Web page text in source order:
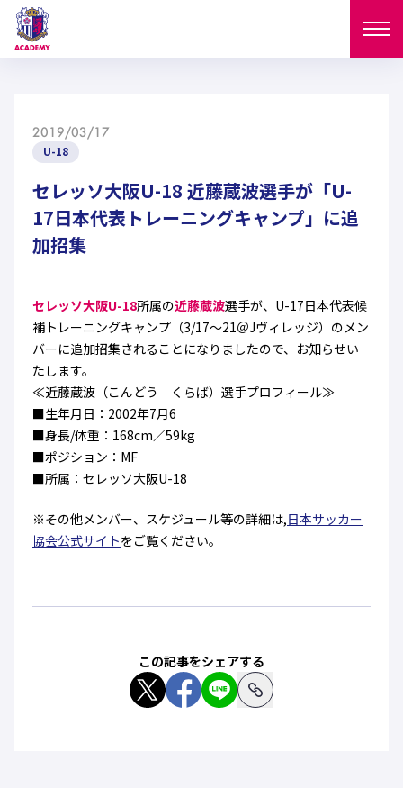
U-18
U-12 ガールズU-18
ガールズU-15
試合日程
MATCH
U-18 U-15
西U-15 和歌山U-15
U-12 ガールズU-18
ガールズU-15
選手
U-18 U-15
西U-15 和歌山U-15
U-12
ガールズU-15
スタッフ
セレクション
セレクション
アカデミー
セレクション
フィロソフィー
ハナサカクラブ
セレッソ大阪
2019/03/17
U-18
セレッソ大阪U-18 近藤蔵波選手が「U-
17日本代表トレーニングキャンプ」に追
加招集
セレッソ大阪U-18所属の近藤蔵波選手が、U-17日本代表候
補トレーニングキャンプ（3/17～21＠Jヴィレッジ）のメン
バーに追加招集されることになりましたので、お知らせい
たします。
≪近藤蔵波（こんどう くらば）選手プロフィール≫
■生年月日：2002年7月6
■身長/体重：168cm／59kg
■ポジション：MF
■所属：セレッソ大阪U-18
※その他メンバー、スケジュール等の詳細は,日本サッカー
協会公式サイトをご覧ください。
この記事をシェアする